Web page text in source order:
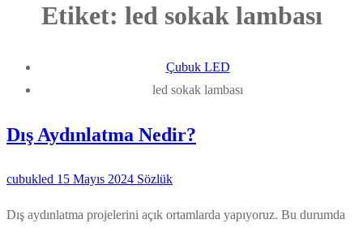
Etiket: led sokak lambası
Çubuk LED
led sokak lambası
Dış Aydınlatma Nedir?
cubukled 15 Mayıs 2024 Sözlük
Dış aydınlatma projelerini açık ortamlarda yapıyoruz. Bu durumda